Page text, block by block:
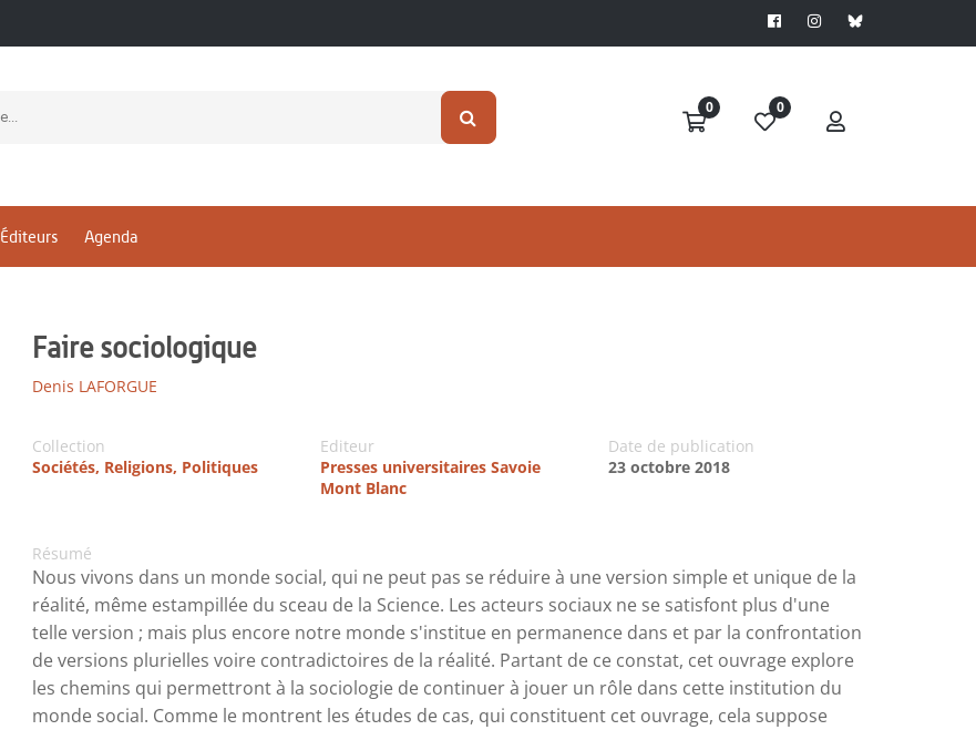
0 0
Éditeurs Agenda
Faire sociologique
Denis LAFORGUE
Collection
Sociétés, Religions, Politiques
Editeur
Presses universitaires Savoie
Mont Blanc
Date de publication
23 octobre 2018
Résumé
Nous vivons dans un monde social, qui ne peut pas se réduire à une version simple et unique de la
réalité, même estampillée du sceau de la Science. Les acteurs sociaux ne se satisfont plus d'une
telle version ; mais plus encore notre monde s'institue en permanence dans et par la confrontation
de versions plurielles voire contradictoires de la réalité. Partant de ce constat, cet ouvrage explore
les chemins qui permettront à la sociologie de continuer à jouer un rôle dans cette institution du
monde social. Comme le montrent les études de cas, qui constituent cet ouvrage, cela suppose